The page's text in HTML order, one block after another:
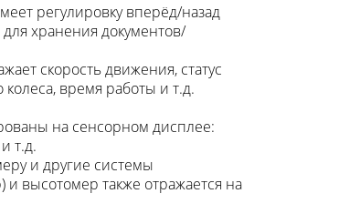
регулировку вперёд/назад
хранения документов/
скорость движения, статус
время работы и т.д.
на сенсорном дисплее:
т.д.
и другие системы
высотомер также отражается на